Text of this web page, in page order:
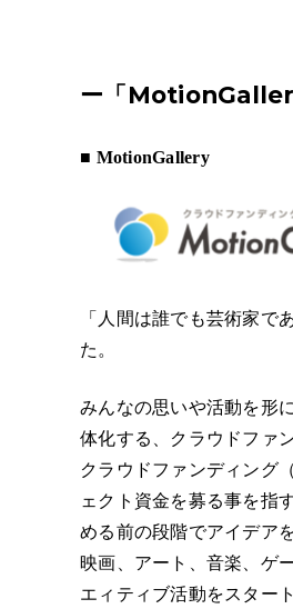
ー 「
■ MotionGallery
「人間は誰でも芸術家で
た。
みんなの思いや活動を形
体化する、クラウドファ
クラウドファンディング
ェクト資金を募る事を指
める前の段階でアイデア
映画、アート、音楽、ゲ
エィティブ活動をスター